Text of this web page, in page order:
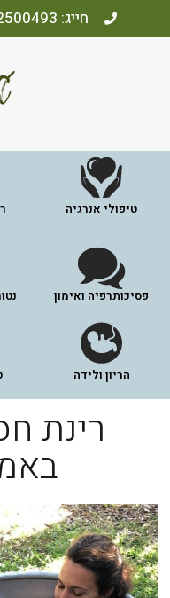
חייג: 072-2500493
טיפולי אנרגיה
פסיכותרפיה ואימון
הריון ולידה
רינת